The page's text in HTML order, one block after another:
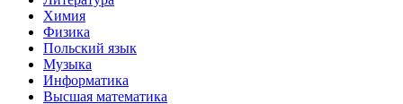
Химия
Физика
Польский язык
Музыка
Информатика
Высшая математика